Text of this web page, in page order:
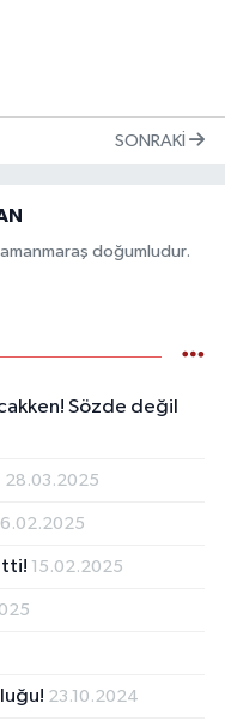
SONRAKI
doğumludur.
Sözde değil
28.03.2025
15.02.2025
23.10.2024